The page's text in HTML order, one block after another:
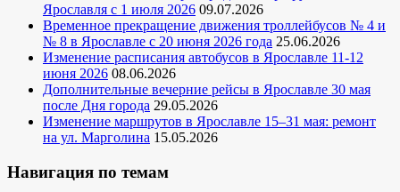
Ярославля с 1 июля 2026 09.07.2026
Временное прекращение движения троллейбусов № 4 и
№ 8 в Ярославле с 20 июня 2026 года 25.06.2026
Изменение расписания автобусов в Ярославле 11-12
июня 2026 08.06.2026
Дополнительные вечерние рейсы в Ярославле 30 мая
после Дня города 29.05.2026
Изменение маршрутов в Ярославле 15–31 мая: ремонт
на ул. Марголина 15.05.2026
Навигация по темам